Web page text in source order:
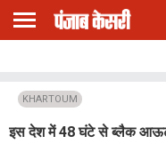
KHARTOUM
इस देश में 48 घंटे से ब्लैक